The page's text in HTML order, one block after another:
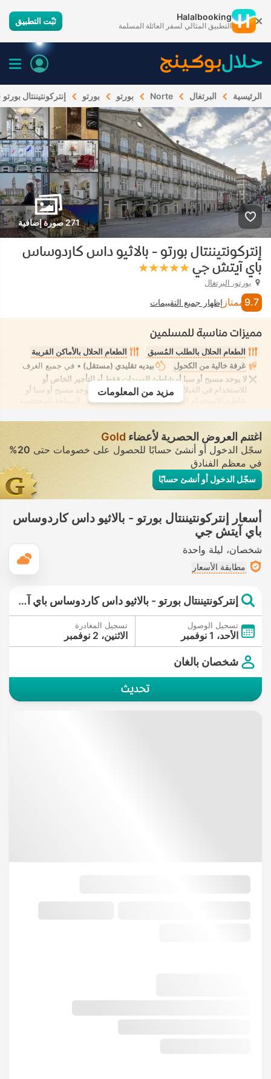
Halalbooking
التطبيق المثالي لسفر العائلة المسلمة ثبّت التطبيق
الرئيسية البرتغال Norte بورتو بورتو إنتركونتيننتال
271 صورة إضافية
إنتركونتيننتال بورتو - بالاثيو داس كاردوساس
باي آيتش جي
بورتو، البرتغال
9.7 ممتاز إظهار جميع التقييمات
مميزات مناسبة للمسلمين
الطعام الحلال بالطلب المُسبق
الطعام الحلال بالأماكن القريبة
غرفة خالية من الكحول
بيديه تقليدي (مستقل) • في جميع الغرف
لا يوجد مسبح أو سبا أو شاطئ للسيدات فقط أو للتأجير الخاص أو
للاستخدام في الفيلا/الغرفة يوفر الانعزال التام. لا يوجد مسبح أو سبا أو
شاطئ للاستخدام المُختلط يُسمح فيه بارتداء ملابس السباحة المحتشمة
مزيد من المعلومات
اغتنم العروض الحصرية لأعضاء Gold
سجّل الدخول أو أنشئ حسابًا للحصول على خصومات حتى20%
في معظم الفنادق
سجّل الدخول أو أنشئ حسابًا
أسعار إنتركونتيننتال بورتو - بالاثيو داس كاردوساس
باي آيتش جي
شخصان ليلة واحدة
مطابقة الأسعار
إنتركونتيننتال بورتو - بالاثيو داس كاردوساس باي آيتش جي
تسجيل الوصول
الأحد، 1 نوفمبر
تسجيل المغادرة
الاثنين، 2 نوفمبر
شخصان بالغان
تحديث